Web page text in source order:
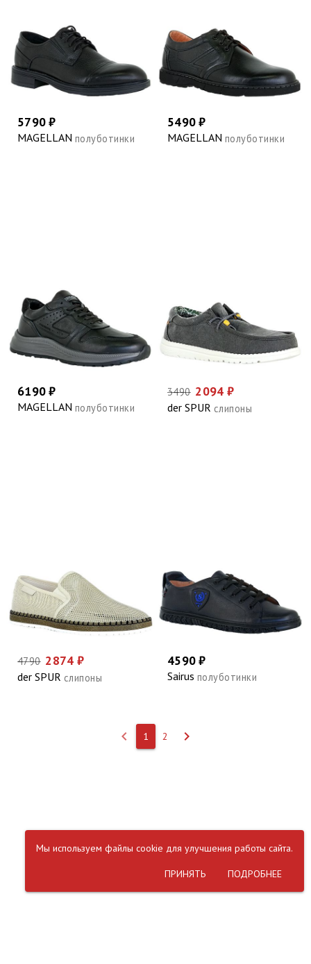
5790 ₽
MAGELLAN полуботинки
5490 ₽
MAGELLAN полуботинки
6190 ₽
MAGELLAN полуботинки
3490 2094 ₽
der SPUR слипоны
4790 2874 ₽
der SPUR слипоны
4590 ₽
Sairus полуботинки
keyboard_arrow_left 1 2 keyboard_arrow_right
Мы используем файлы cookie для улучшения работы сайта.
ПРИНЯТЬ ПОДРОБНЕЕ